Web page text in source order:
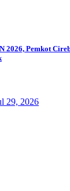
2026, Pemkot
29, 2026